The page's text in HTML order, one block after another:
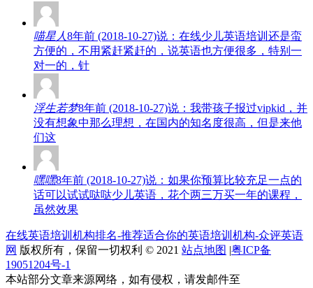
喵星人8年前 (2018-10-27)说：在线少儿英语培训还是蛮
方便的，不用紧赶紧赶的，说英语也方便很多，特别一
对一的，针
浮生若梦8年前 (2018-10-27)说：我带孩子报过vipkid，并
没有想象中那么理想，在国内的知名度很高，但是来他
们这
嘿嘿8年前 (2018-10-27)说：如果你预算比较充足一点的
话可以试试哒哒少儿英语，花个两三万买一年的课程，
虽然效果
在线英语培训机构排名-推荐适合你的英语培训机构-众评英语
网 版权所有，保留一切权利 © 2021 站点地图 |粤ICP备
19051204号-1
本站部分文章来源网络，如有侵权，请发邮件至